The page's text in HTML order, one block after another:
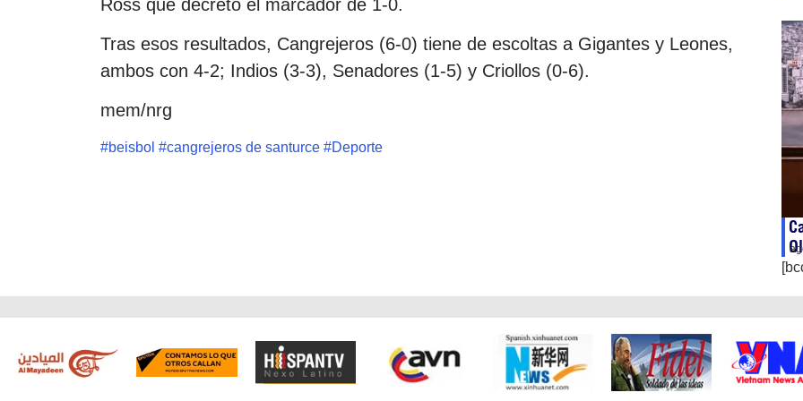
Ross que decretó el marcador de 1-0.
Tras esos resultados, Cangrejeros (6-0) tiene de escoltas a Gigantes y Leones,
ambos con 4-2; Indios (3-3), Senadores (1-5) y Criollos (0-6).
mem/nrg
#beisbol #cangrejeros de santurce #Deporte